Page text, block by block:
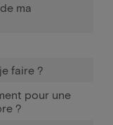
ma
faire ?
pour une
?